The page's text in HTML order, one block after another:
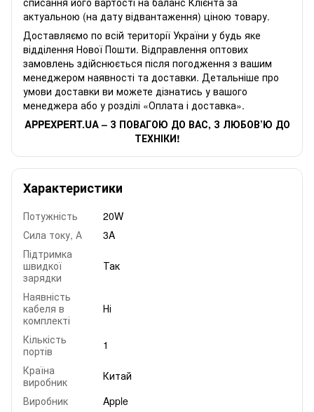
актуальною (на дату відвантаження) ціною товару.
Доставляємо по всій території України у будь яке
відділення Нової Пошти. Відправлення оптових
замовлень здійснюється після погодження з вашим
менеджером наявності та доставки. Детальніше про
умови доставки ви можете дізнатись у вашого
менеджера або у розділі «Оплата і доставка».
APPEXPERT.UA – З ПОВАГОЮ ДО ВАС, З ЛЮБОВ’Ю ДО
ТЕХНІКИ!
Характеристики
Потужність
20W
Сила току, А
3A
Підтримка
швидкої
зарядки
Так
Наявність
кабеля в
комплекті
Ні
Кількість
портів
1
Країна
виробник
Китай
Виробник
Apple